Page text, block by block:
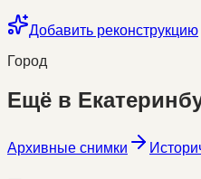
Добавить реконструкцию
Город
Ещё в
Архивные снимки